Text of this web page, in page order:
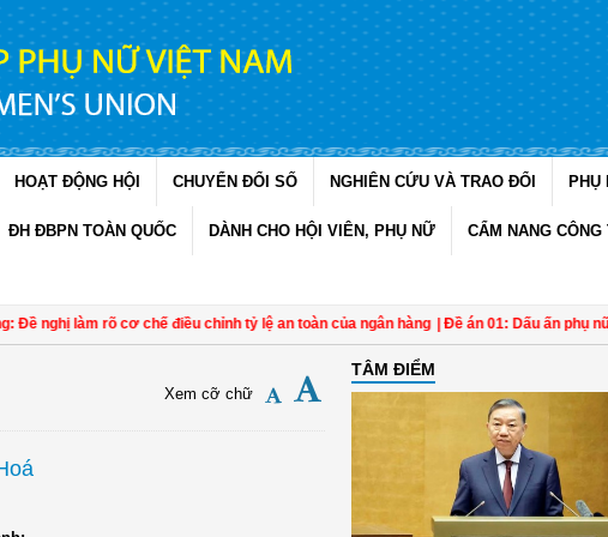
HOẠT ĐỘNG HỘI CHUYỂN ĐỔI SỐ NGHIÊN CỨU VÀ TRAO ĐỔI PHỤ
ĐH ĐBPN TOÀN QUỐC DÀNH CHO HỘI VIÊN, PHỤ NỮ CẨM NANG CÔNG
làm rõ cơ chế điều chỉnh tỷ lệ an toàn của ngân hàng | Đề án 01: Dấu ấn phụ nữ
Xem cỡ chữ
TÂM ĐIỂM